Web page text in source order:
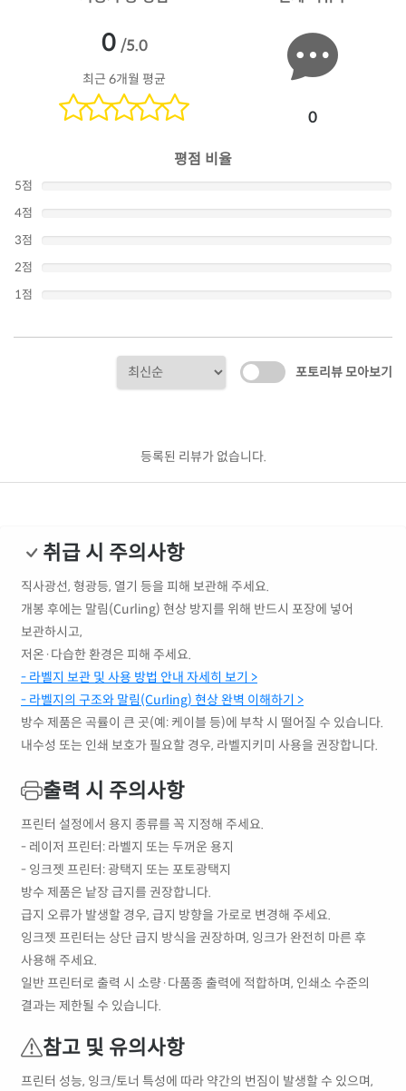
0 /5.0
최근 6개월 평균
0
평점 비율
5점
4점
3점
2점
1점
포토리뷰 모아보기
등록된 리뷰가 없습니다.
취급 시 주의사항
직사광선, 형광등, 열기 등을 피해 보관해 주세요.
개봉 후에는 말림(Curling) 현상 방지를 위해 반드시 포장에 넣어
보관하시고,
저온·다습한 환경은 피해 주세요.
- 라벨지 보관 및 사용 방법 안내 자세히 보기 >
- 라벨지의 구조와 말림(Curling) 현상 완벽 이해하기 >
방수 제품은 곡률이 큰 곳(예: 케이블 등)에 부착 시 떨어질 수 있습니다.
내수성 또는 인쇄 보호가 필요할 경우, 라벨지키미 사용을 권장합니다.
출력 시 주의사항
프린터 설정에서 용지 종류를 꼭 지정해 주세요.
- 레이저 프린터: 라벨지 또는 두꺼운 용지
- 잉크젯 프린터: 광택지 또는 포토광택지
방수 제품은 낱장 급지를 권장합니다.
급지 오류가 발생할 경우, 급지 방향을 가로로 변경해 주세요.
잉크젯 프린터는 상단 급지 방식을 권장하며, 잉크가 완전히 마른 후
사용해 주세요.
일반 프린터로 출력 시 소량·다품종 출력에 적합하며, 인쇄소 수준의
결과는 제한될 수 있습니다.
참고 및 유의사항
프린터 성능, 잉크/토너 특성에 따라 약간의 번짐이 발생할 수 있으며,